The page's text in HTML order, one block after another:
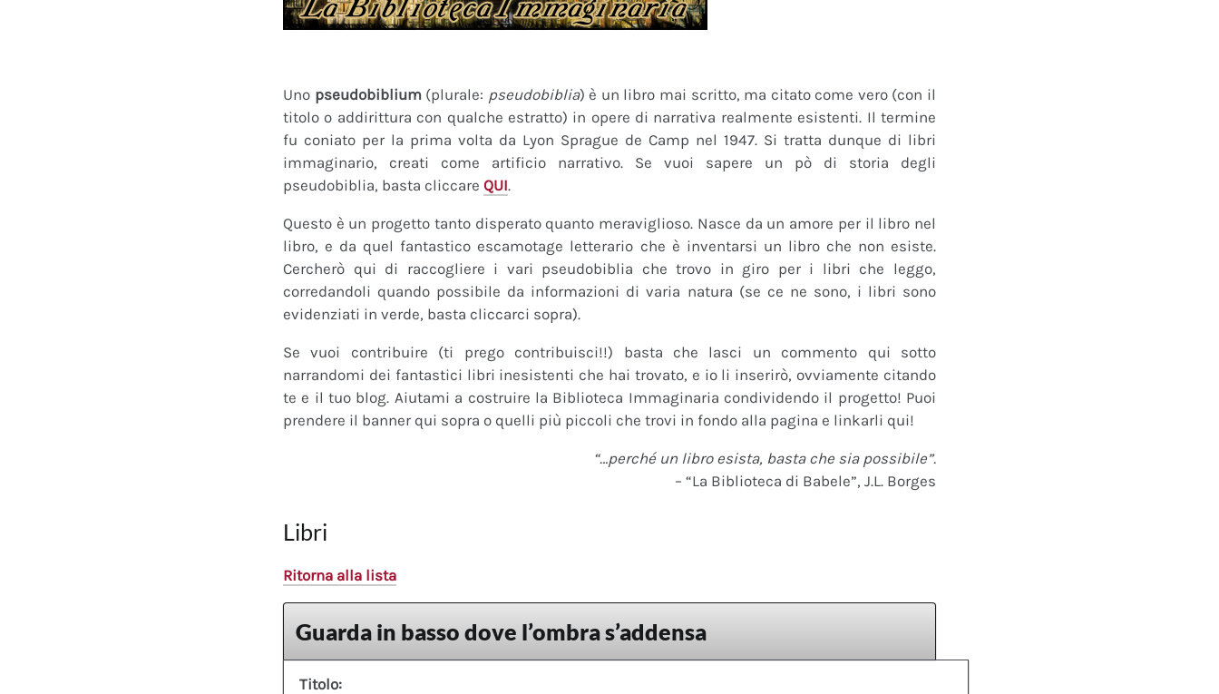
Uno pseudobiblium(plurale: pseudobiblia) è un libro mai scritto, ma citato come vero (con il
titolo o addirittura con qualche estratto) in opere di narrativa realmente esistenti. Il termine
fu coniato per la prima volta da Lyon Sprague de Camp nel 1947. Si tratta dunque di libri
immaginario, creati come artificio narrativo. Se vuoi sapere un pò di storia degli
pseudobiblia, basta cliccare QUI.
Questo è un progetto tanto disperato quanto meraviglioso. Nasce da un amore per il libro nel
libro, e da quel fantastico escamotage letterario che è inventarsi un libro che non esiste.
Cercherò qui di raccogliere i vari pseudobiblia che trovo in giro per i libri che leggo,
corredandoli quando possibile da informazioni di varia natura (se ce ne sono, i libri sono
evidenziati in verde, basta cliccarci sopra).
Se vuoi contribuire (ti prego contribuisci!!) basta che lasci un commento qui sotto
narrandomi dei fantastici libri inesistenti che hai trovato, e io li inserirò, ovviamente citando
te e il tuo blog. Aiutami a costruire la Biblioteca Immaginaria condividendo il progetto! Puoi
prendere il banner qui sopra o quelli più piccoli che trovi in fondo alla pagina e linkarli qui!
“…perché un libro esista, basta che sia possibile”.
– “La Biblioteca di Babele”, J.L. Borges
Libri
Ritorna alla lista
Guarda in basso dove l’ombra s’addensa
Titolo: